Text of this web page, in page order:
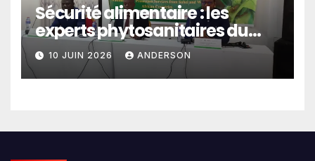
Sécurité alimentaire : les
experts phytosanitaires du
Sahel et d’Afrique de l’Ouest
en conclave à Lomé
10 JUIN 2026 ANDERSON